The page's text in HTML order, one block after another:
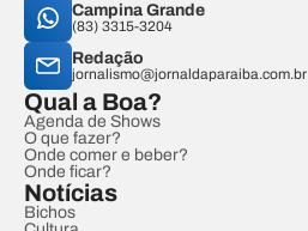
Campina Grande
(83) 3315-3204
Redação
jornalismo@jornaldaparaiba.com.br
Qual a Boa?
Agenda de Shows
O que fazer?
Onde comer e beber?
Onde ficar?
Notícias
Bichos